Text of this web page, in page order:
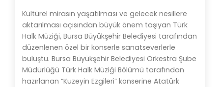
Kültürel mirasın yaşatılması ve gelecek nesillere
aktarılması açısından büyük önem taşıyan Türk
Halk Müziği, Bursa Büyükşehir Belediyesi tarafından
düzenlenen özel bir konserle sanatseverlerle
buluştu. Bursa Büyükşehir Belediyesi Orkestra Şube
Müdürlüğü Türk Halk Müziği Bölümü tarafından
hazırlanan “Kuzeyin Ezgileri” konserine Atatürk